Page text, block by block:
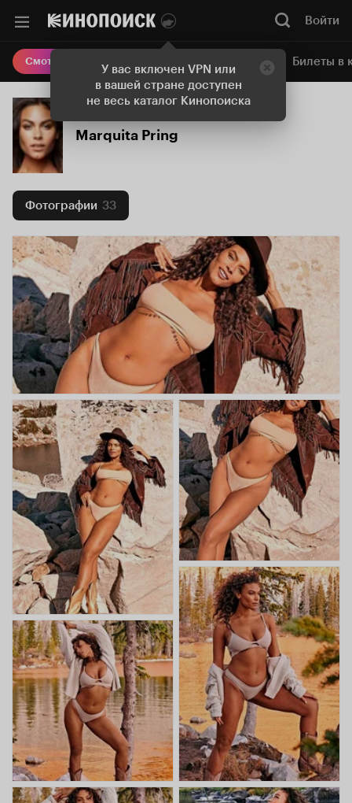
У вас включен VPN или
в вашей стране доступен
не весь каталог Кинопоиска
Войти
Смотреть кино Онлайн-кинотеатр Билеты в
Marquita Pring
Фотографии 33